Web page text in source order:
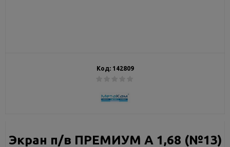
Код: 142809
Экран п/в ПРЕМИУМ А 1,68 (№13)